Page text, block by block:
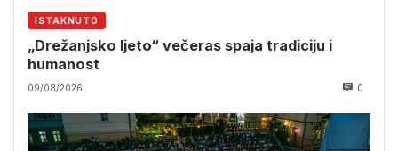
ISTAKNUTO
„Drežanjsko ljeto“ večeras spaja tradiciju i
humanost
09/08/2026 0